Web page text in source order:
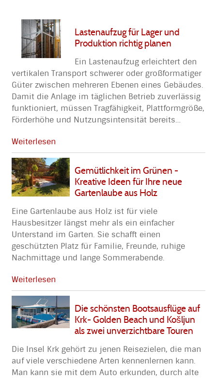
Lastenaufzug für Lager und
Produktion richtig planen
Ein Lastenaufzug erleichtert den
vertikalen Transport schwerer oder großformatiger
Güter zwischen mehreren Ebenen eines Gebäudes.
Damit die Anlage im täglichen Betrieb zuverlässig
funktioniert, müssen Tragfähigkeit, Plattformgröße,
Förderhöhe und Nutzungsintensität bereits…
Weiterlesen
Gemütlichkeit im Grünen -
Kreative Ideen für Ihre neue
Gartenlaube aus Holz
Eine Gartenlaube aus Holz ist für viele
Hausbesitzer längst mehr als ein einfacher
Unterstand im Garten. Sie schafft einen
geschützten Platz für Familie, Freunde, ruhige
Nachmittage und lange Sommerabende.
Weiterlesen
Die schönsten Bootsausflüge auf
Krk- Golden Beach und Košljun
als zwei unverzichtbare Touren
Die Insel Krk gehört zu jenen Reisezielen, die man
auf viele verschiedene Arten kennenlernen kann.
Man kann sie mit dem Auto erkunden, durch alte